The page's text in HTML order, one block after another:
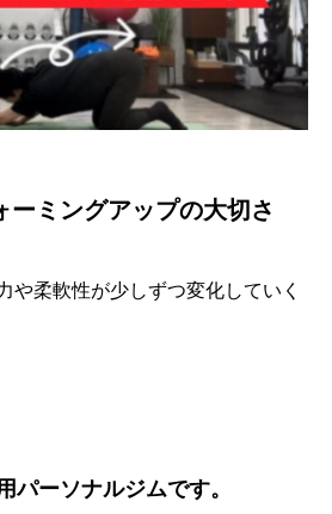
ーミングアップの大切さ
や柔軟性が少しずつ変化していく
パーソナルジムです。